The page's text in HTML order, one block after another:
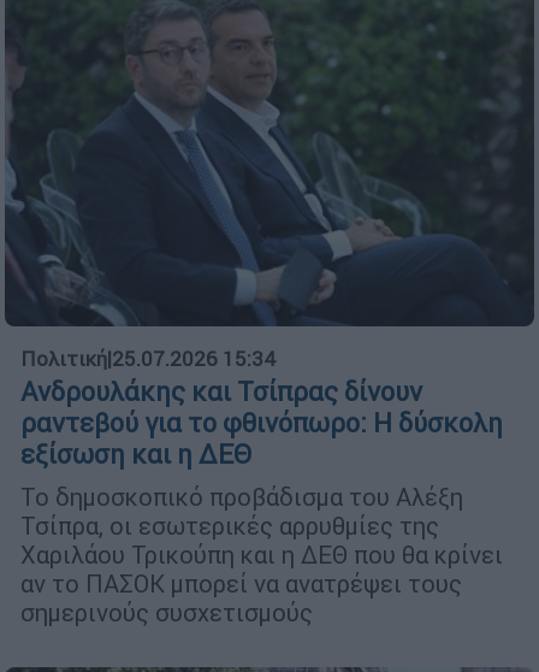
Πολιτική|25.07.2026 15:34
Ανδρουλάκης και Τσίπρας δίνουν
ραντεβού για το φθινόπωρο: Η δύσκολη
εξίσωση και η ΔΕΘ
Το δημοσκοπικό προβάδισμα του Αλέξη
Τσίπρα, οι εσωτερικές αρρυθμίες της
Χαριλάου Τρικούπη και η ΔΕΘ που θα κρίνει
αν το ΠΑΣΟΚ μπορεί να ανατρέψει τους
σημερινούς συσχετισμούς